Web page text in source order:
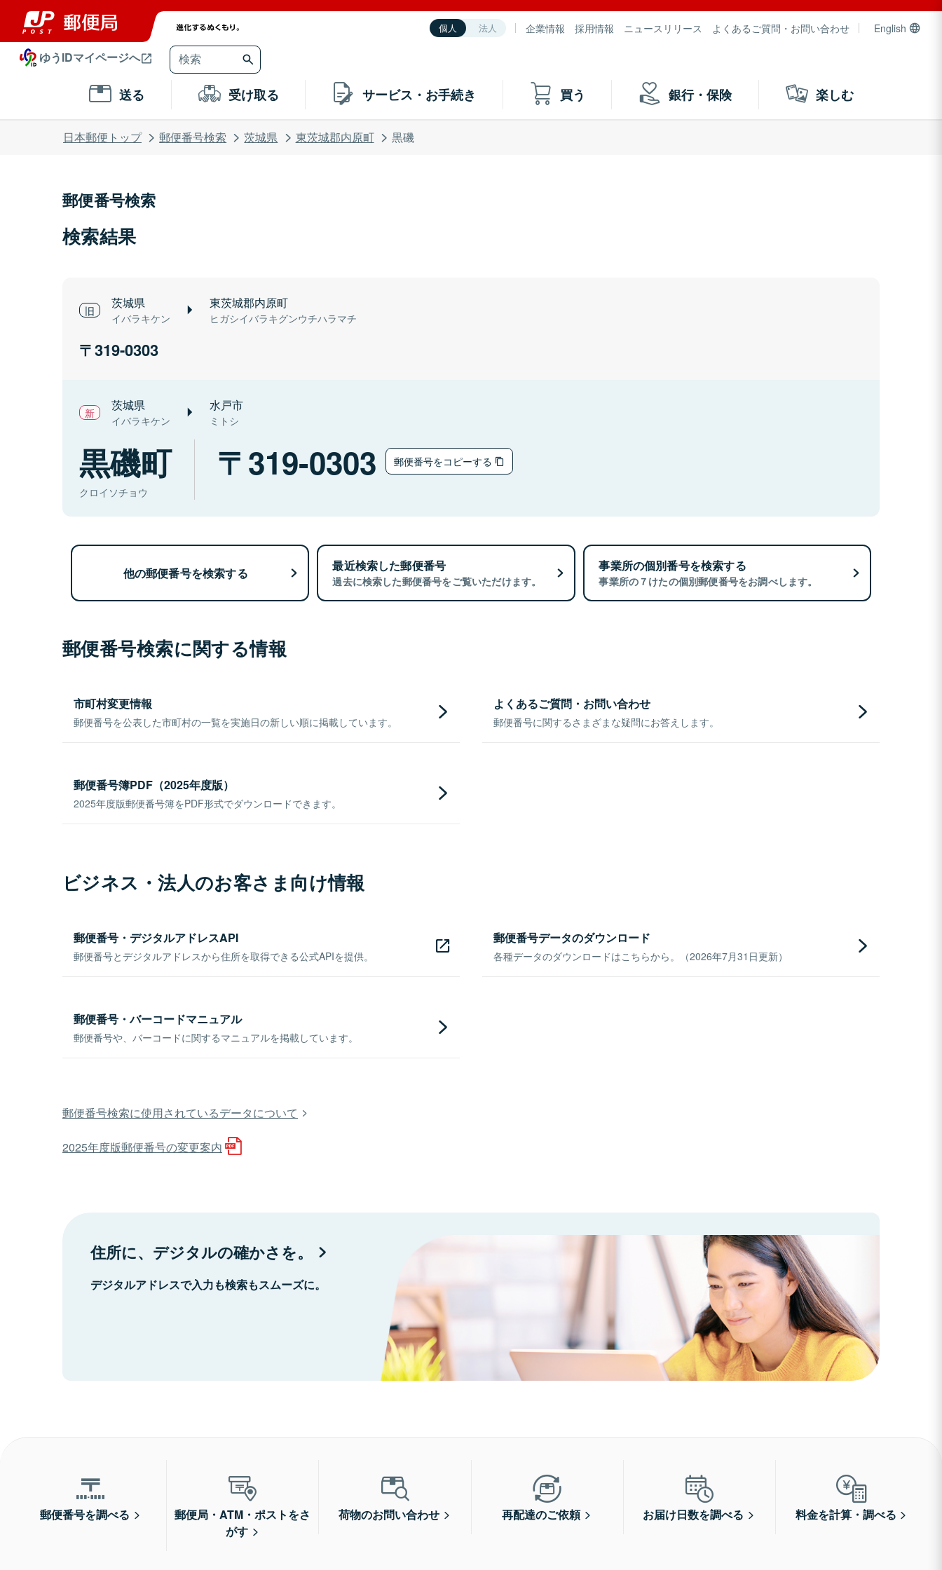
個人 法人 企業情報 採用情報 ニュースリリース よくあるご質問・お問い合わせ English
ゆうIDマイページへ
送る 受け取る サービス・お手続き 買う 銀行・保険 楽しむ
日本郵便トップ 郵便番号検索 茨城県 東茨城郡内原町 黒磯
郵便番号検索
検索結果
茨城県
イバラキケン
東茨城郡内原町
ヒガシイバラキグンウチハラマチ
319-0303
茨城県
イバラキケン
水戸市
ミトシ
黒磯町
クロイソチョウ
319-0303 郵便番号をコピーする
他の郵便番号を検索する 最近検索した郵便番号
過去に検索した郵便番号をご覧いただけます。
事業所の個別番号を検索する
事業所の７けたの個別郵便番号をお調べします。
郵便番号検索に関する情報
市町村変更情報
郵便番号を公表した市町村の一覧を実施日の新しい順に掲載しています。
よくあるご質問・お問い合わせ
郵便番号に関するさまざまな疑問にお答えします。
郵便番号簿PDF（2025年度版）
2025年度版郵便番号簿をPDF形式でダウンロードできます。
ビジネス・法人のお客さま向け情報
郵便番号・デジタルアドレスAPI
郵便番号とデジタルアドレスから住所を取得できる公式APIを提供。
郵便番号データのダウンロード
各種データのダウンロードはこちらから。（2026年7月31日更新）
郵便番号・バーコードマニュアル
郵便番号や、バーコードに関するマニュアルを掲載しています。
郵便番号検索に使用されているデータについて
2025年度版郵便番号の変更案内
住所に、デジタルの確かさを。
デジタルアドレスで入力も検索もスムーズに。
郵便番号を調べる
郵便局・ATM・ポストをさ
がす
荷物のお問い合わせ 再配達のご依頼 お届け日数を調べる 料金を計算・調べる